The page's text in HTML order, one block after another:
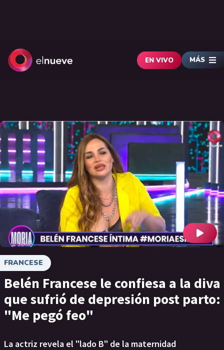
EN VIVO MÁS
FRANCESE
Belén Francese le confiesa a la diva
que sufrió de depresión post parto:
"Me pegó feo"
La actriz revela el "lado B" de la maternidad